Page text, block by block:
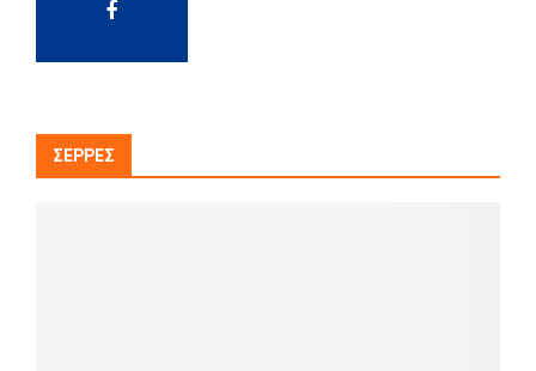
ΣΈΡΡΕΣ